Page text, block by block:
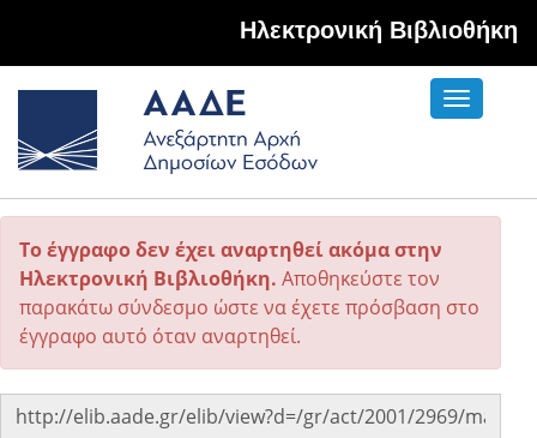
Hλεκτρονική Βιβλιοθήκη
Toggle
Το έγγραφο δεν έχει αναρτηθεί ακόμα στην
Ηλεκτρονική Βιβλιοθήκη. Αποθηκεύστε τον
παρακάτω σύνδεσμο ώστε να έχετε πρόσβαση στο
έγγραφο αυτό όταν αναρτηθεί.